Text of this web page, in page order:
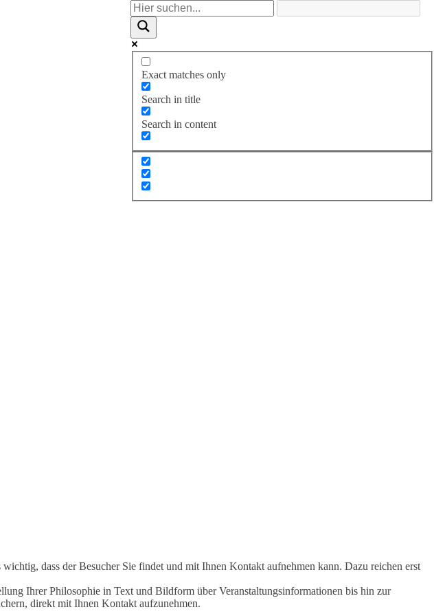
Exact matches only
Search in title
Search in content
dass der Besucher Sie findet und mit Ihnen Kontakt aufnehmen kann. Dazu reichen erst
Ihrer Philosophie in Text und Bildform über Veranstaltungsinformationen bis hin zur
direkt mit Ihnen Kontakt aufzunehmen.